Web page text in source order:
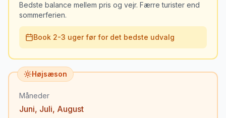
Bedste balance mellem pris og vejr. Færre turister end
sommerferien.
Book 2-3 uger før for det bedste udvalg
Højsæson
Måneder
Juni, Juli, August